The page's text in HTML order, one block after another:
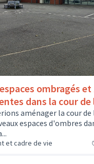
ombragés et
dans la cour
aménager la cour de
espaces d'ombres
et cadre de vie